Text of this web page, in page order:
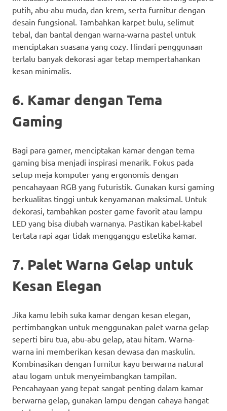
putih, abu-abu muda, dan krem, serta furnitur dengan
desain fungsional. Tambahkan karpet bulu, selimut
tebal, dan bantal dengan warna-warna pastel untuk
menciptakan suasana yang cozy. Hindari penggunaan
terlalu banyak dekorasi agar tetap mempertahankan
kesan minimalis.
6. Kamar dengan Tema
Gaming
Bagi para gamer, menciptakan kamar dengan tema
gaming bisa menjadi inspirasi menarik. Fokus pada
setup meja komputer yang ergonomis dengan
pencahayaan RGB yang futuristik. Gunakan kursi gaming
berkualitas tinggi untuk kenyamanan maksimal. Untuk
dekorasi, tambahkan poster game favorit atau lampu
LED yang bisa diubah warnanya. Pastikan kabel-kabel
tertata rapi agar tidak mengganggu estetika kamar.
7. Palet Warna Gelap untuk
Kesan Elegan
Jika kamu lebih suka kamar dengan kesan elegan,
pertimbangkan untuk menggunakan palet warna gelap
seperti biru tua, abu-abu gelap, atau hitam. Warna-
warna ini memberikan kesan dewasa dan maskulin.
Kombinasikan dengan furnitur kayu berwarna natural
atau logam untuk menyeimbangkan tampilan.
Pencahayaan yang tepat sangat penting dalam kamar
berwarna gelap, gunakan lampu dengan cahaya hangat